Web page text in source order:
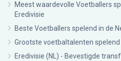
Meest waardevolle Voetballers
Eredivisie
Beste Voetballers spelend in de
Grootste voetbaltalenten
Eredivisie (NL) - Bevestigde